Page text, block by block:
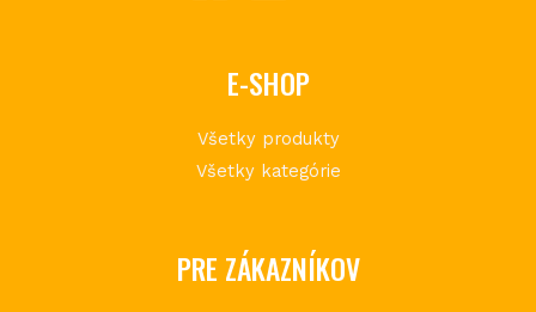
E-SHOP
Všetky produkty
Všetky kategórie
PRE ZÁKAZNÍKOV